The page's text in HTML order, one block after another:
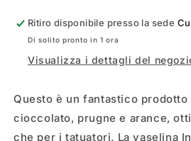
Ritiro disponibile presso la sede
Di solito pronto in 1 ora
Visualizza i dettagli del
Questo è un fantastico prodotto
cioccolato, prugne e arance,
che per i tatuatori. La vaselina